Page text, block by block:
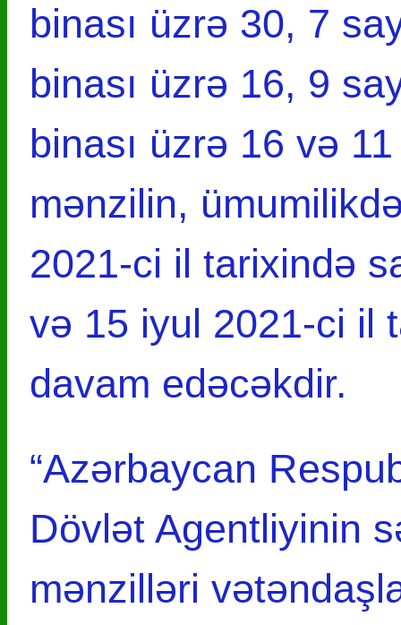
binası üzrə 30, 7
binası üzrə 16, 9
binası üzrə 16 və
mənzilin,
2021-ci il tarixində
və 15 iyul 2021-ci il
davam edəcəkdir.
“Azərbaycan
Dövlət Agentliyinin
mənzilləri